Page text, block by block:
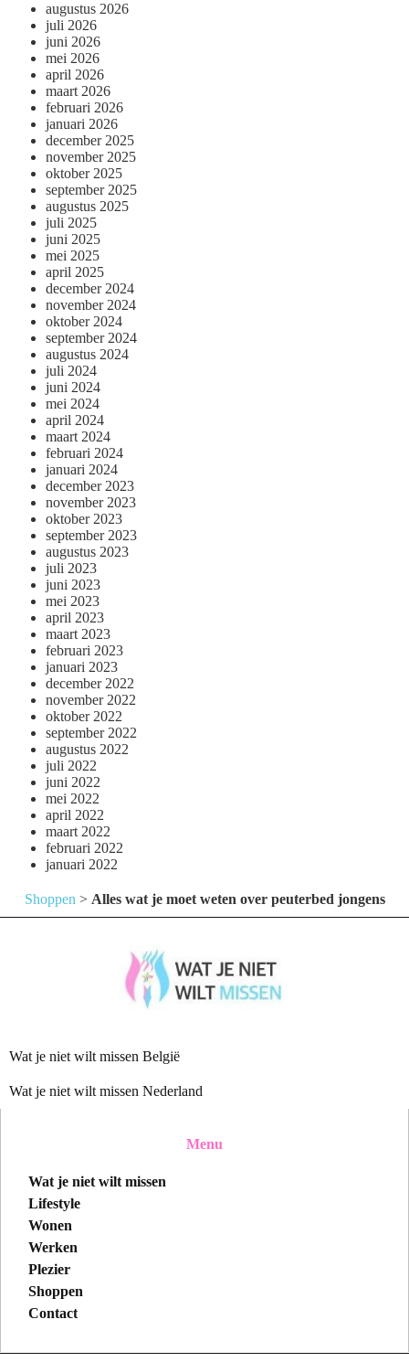
augustus 2026
juli 2026
juni 2026
mei 2026
april 2026
maart 2026
februari 2026
januari 2026
december 2025
november 2025
oktober 2025
september 2025
augustus 2025
juli 2025
juni 2025
mei 2025
april 2025
december 2024
november 2024
oktober 2024
september 2024
augustus 2024
juli 2024
juni 2024
mei 2024
april 2024
maart 2024
februari 2024
januari 2024
december 2023
november 2023
oktober 2023
september 2023
augustus 2023
juli 2023
juni 2023
mei 2023
april 2023
maart 2023
februari 2023
januari 2023
december 2022
november 2022
oktober 2022
september 2022
augustus 2022
juli 2022
juni 2022
mei 2022
april 2022
maart 2022
februari 2022
januari 2022
Shoppen > Alles wat je moet weten over peuterbed jongens
Wat je niet wilt missen België
Wat je niet wilt missen Nederland
Menu
Wat je niet wilt missen
Lifestyle
Wonen
Werken
Plezier
Shoppen
Contact